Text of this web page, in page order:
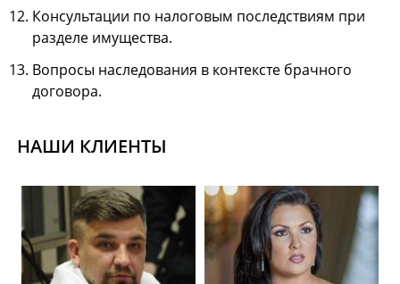
Консультации по налоговым последствиям при
разделе имущества.
Вопросы наследования в контексте брачного
договора.
НАШИ КЛИЕНТЫ